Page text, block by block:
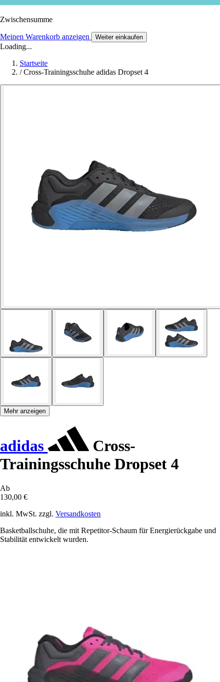
Zwischensumme
Meinen Warenkorb anzeigen Weiter einkaufen
Loading...
Startseite
/ Cross-Trainingsschuhe adidas Dropset 4
Mehr anzeigen
adidas
Cross-
Trainingsschuhe Dropset 4
Ab
130,00 €
inkl. MwSt. zzgl. Versandkosten
Basketballschuhe, die mit Repetitor-Schaum für Energierückgabe und
Stabilität entwickelt wurden.